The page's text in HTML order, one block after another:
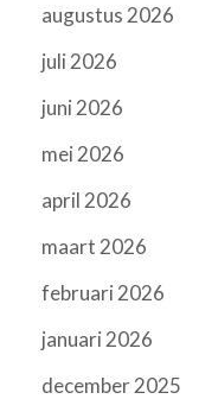
augustus 2026
juli 2026
juni 2026
mei 2026
april 2026
maart 2026
februari 2026
januari 2026
december 2025